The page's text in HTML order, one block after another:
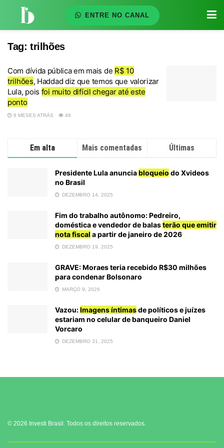
ENTRE NO CANAL
Tag: trilhões
Com dívida pública em mais de R$ 10
trilhões, Haddad diz que temos que valorizar
Lula, pois foi muito difícil chegar até este
ponto
8 MESES ATRÁS 46
Em alta Mais comentadas Últimas
Presidente Lula anunciabloqueio do Xvideos
no Brasil
DEZEMBRO 14, 2025
Fim do trabalho autônomo: Pedreiro,
doméstica e vendedor de balasterão que emitir
nota fiscal a partir de janeiro de 2026
DEZEMBRO 19, 2025
GRAVE: Moraes teria recebido R$30 milhões
para condenar Bolsonaro
MARÇO 9, 2026
Vazou:Imagens íntimasde políticos e juízes
estariam no celular de banqueiro Daniel
Vorcaro
DEZEMBRO 31, 2025
© 2026 Investi Brasil. Todos os direitos reservados.